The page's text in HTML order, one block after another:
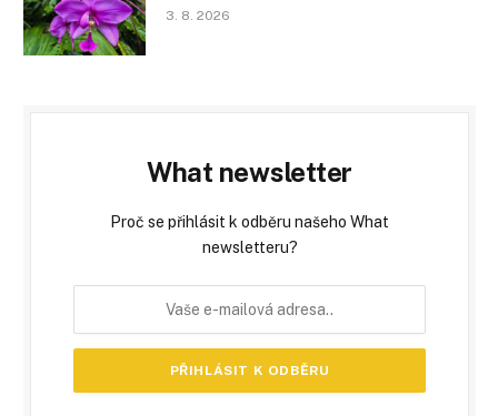
3. 8. 2026
What newsletter
Proč se přihlásit k odběru našeho What
newsletteru?